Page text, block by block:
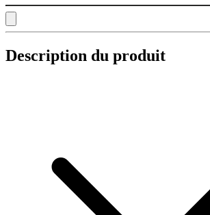
Description du produit